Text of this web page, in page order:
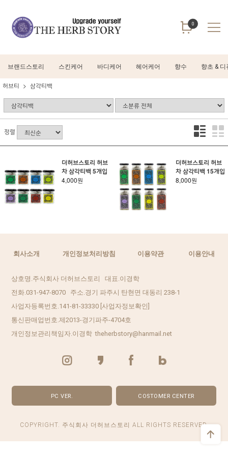
0
브랜드스토리 스킨케어 바디케어 헤어케어 향수 향초 & 디
허브티 삼각티백
정렬
더허브스토리 허브
차 삼각티백 5개입
4,000원
더허브스토리 허브
차 삼각티백 15개입
8,000원
회사소개 개인정보처리방침 이용약관 이용안내
상호명.주식회사 더허브스토리 대표.이경학
전화.031-947-8070 주소.경기 파주시 탄현면 대동리 238-1
사업자등록번호.141-81-33330 [사업자정보확인]
통신판매업번호.제2013-경기파주-4704호
개인정보관리책임자.이경학 theherbstory@hanmail.net
PC VER. COSTOMER CENTER
COPYRIGHT. 주식회사 더허브스토리 ALL RIGHTS RESERVED.